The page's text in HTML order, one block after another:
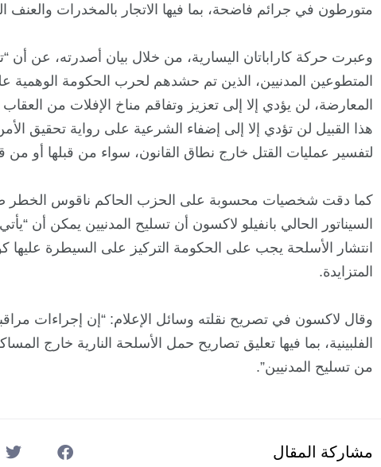
متورطون في جرائم فاضحة، بما فيها الاتجار بالمخدرات والعنف
وعبرت حركة كاراباتان اليسارية، من خلال بيان أصدرته، عن
المتطوعين المدنيين، الذين تم حشدهم لحرب الحكومة
المعارضة، لن يؤدي إلا إلى تعزيز وتفاقم مناخ الإفلات من
هذا القبيل لن تؤدي إلا إلى إضفاء الشرعية على رواية تحقيق
لتفسير عمليات القتل خارج نطاق القانون، سواء من قبلها أو من
كما دقت شخصيات محسوبة على الحزب الحاكم ناقوس الخطر
السيناتور الحالي بانفيلو لاكسون أن تسليح المدنيين يمكن أن
انتشار الأسلحة يجب على الحكومة التركيز على السيطرة عليها
المتزايدة.
وقال لاكسون في تصريح نقلته وسائل الإعلام: “إن إجراءات
الفلبينية، بما فيها تعليق تصاريح حمل الأسلحة النارية خارج
من تسليح المدنيين”.
مشاركة المقال